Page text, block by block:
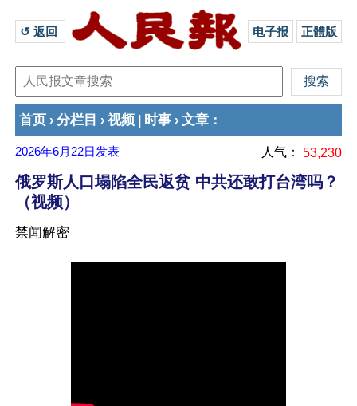
↺ 返回 电子报 正體版
首页 › 分栏目 › 视频 时事 › 文章 ：
2026年6月22日 发表 人气： 53,230
俄罗斯人口塌陷全民返贫 中共还敢打台湾吗？
（视频）
禁闻解密